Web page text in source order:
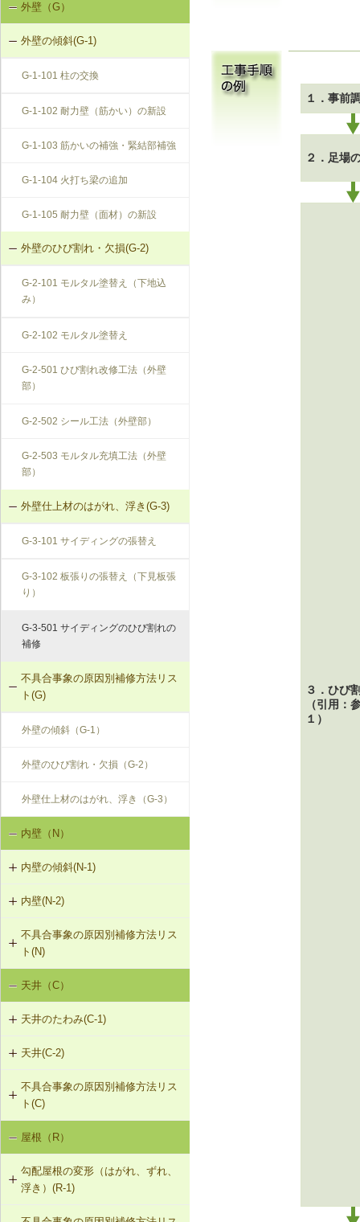
K-1-502 基礎をジャッキアップのう
面）
F-1-106 梁の交換
F-1-107 梁と柱の仕口部分を添え柱
物により補強
F-1-109 土台の交換
F-1-110 束立てによる大引きの補強
F-1-111 大引きの補修
F-1-112 根太掛けの補修
F-1-502 束の交換
F-1-503 束石の再設置
F-4-501 フローリングの張替え
床の傾斜（F-1）
床のたわみ（F-2）
床鳴り（F-3）
外壁（G）
外壁の傾斜(G-1)
G-1-101 柱の交換
G-1-102 耐力壁（筋かい）の新設
G-1-103 筋かいの補強・緊結部補強
G-1-104 火打ち梁の追加
G-1-105 耐力壁（面材）の新設
外壁のひび割れ・欠損(G-2)
G-2-101 モルタル塗替え（下地込
み）
G-2-102 モルタル塗替え
G-2-501 ひび割れ改修工法（外壁
部）
G-2-502 シール工法（外壁部）
G-2-503 モルタル充填工法（外壁
部）
外壁仕上材のはがれ、浮き(G-3)
G-3-101 サイディングの張替え
G-3-102 板張りの張替え（下見板張
り）
G-3-501 サイディングのひび割れの
補修
不具合事象の原因別補修方法リス
ト(G)
外壁の傾斜（G-1）
外壁のひび割れ・欠損（G-2）
外壁仕上材のはがれ、浮き（G-3）
内壁（N）
内壁の傾斜(N-1)
N-1-001 下地材・仕上材の取替え
（内壁部）
内壁(N-2)
N-2-001 仕上材の張替え（内壁部）
不具合事象の原因別補修方法リス
ト(N)
内壁の傾斜（N-1）
天井（C）
天井のたわみ(C-1)
C-1-101 天井の張替え
天井(C-2)
C-2-001 天井仕上材の張替え
不具合事象の原因別補修方法リス
ト(C)
天井のたわみ（C-1）
屋根（R）
勾配屋根の変形（はがれ、ずれ、
浮き）(R-1)
１．事前
２．足場
３．ひび
（引用：
１）